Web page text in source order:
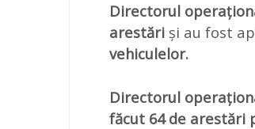
Directorul
arestări și au fost
vehiculelor.
Directorul
făcut 64 de arestări